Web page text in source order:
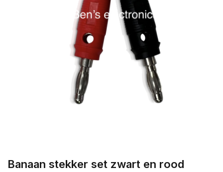
Banaan stekker set zwart en rood